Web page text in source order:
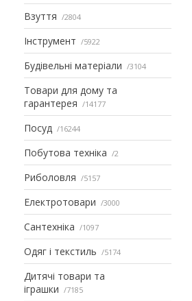
Взуття 2804
Інструмент 5922
Будівельні матеріали 3104
Товари для дому та
гарантерея
14177
Посуд 16244
Побутова техніка 2
Риболовля 5157
Електротовари 3000
Сантехніка 1097
Одяг і текстиль 5174
Дитячі товари та
іграшки
7185